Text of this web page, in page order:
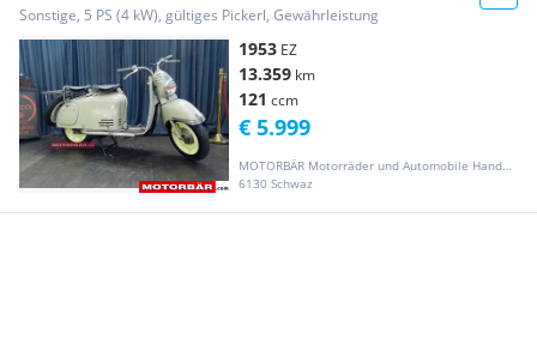
Sonstige, 5 PS (4 kW), gültiges Pickerl, Gewährleistung
1953 EZ
13.359 km
121 ccm
MOTORBÄR Motorräder und Automobile Handelsgesellschaft m.b.H.
6130 Schwaz
€ 5.999